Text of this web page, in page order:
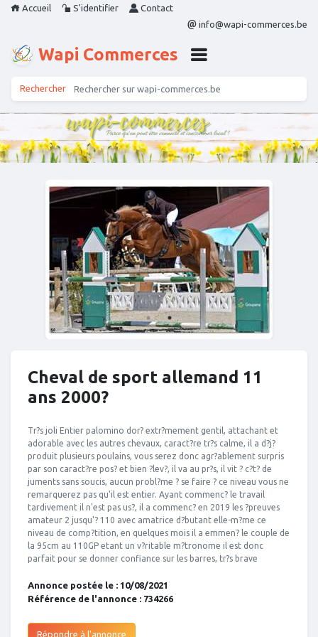
Accueil S'identifier
Contact
info@wapi-commerces.be
Wapi Commerces
Cheval de sport allemand 11
ans 2000?
Tr?s joli Entier palomino dor? extr?mement gentil, attachant et
adorable avec les autres chevaux, caract?re tr?s calme, il a d?j?
produit plusieurs poulains, vous serez donc agr?ablement surpris
par son caract?re pos? et bien ?lev?, il va au pr?s, il vit ? c?t? de
juments sans soucis, aucun probl?me ? se faire ? ce niveau vous ne
remarquerez pas qu'il est entier. Ayant commenc? le travail
tardivement il n'est pas us?, il a commenc? en 2019 les ?preuves
amateur 2 jusqu'? 110 avec amatrice d?butant elle-m?me ce
niveau de comp?tition, en quelques mois il a emmen? le couple de
la 95cm au 110GP etant un v?ritable m?tronome il est donc
parfait pour se donner confiance sur les barres, tr?s brave
Annonce postée le : 10/08/2021
Référence de l'annonce : 734266
Répondre à l'annonce